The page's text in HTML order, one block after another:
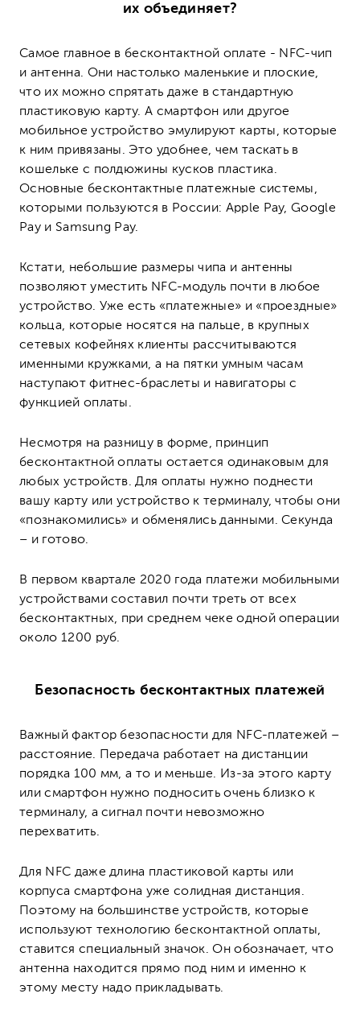
их объединяет?
Самое главное в бесконтактной оплате - NFC-чип
и антенна. Они настолько маленькие и плоские,
что их можно спрятать даже в стандартную
пластиковую карту. А смартфон или другое
мобильное устройство эмулируют карты, которые
к ним привязаны. Это удобнее, чем таскать в
кошельке с полдюжины кусков пластика.
Основные бесконтактные платежные системы,
которыми пользуются в России: Apple Pay, Google
Pay и Samsung Pay.
Кстати, небольшие размеры чипа и антенны
позволяют уместить NFC-модуль почти в любое
устройство. Уже есть «платежные» и «проездные»
кольца, которые носятся на пальце, в крупных
сетевых кофейнях клиенты рассчитываются
именными кружками, а на пятки умным часам
наступают фитнес-браслеты и навигаторы с
функцией оплаты.
Несмотря на разницу в форме, принцип
бесконтактной оплаты остается одинаковым для
любых устройств. Для оплаты нужно поднести
вашу карту или устройство к терминалу, чтобы они
«познакомились» и обменялись данными. Секунда
– и готово.
В первом квартале 2020 года платежи мобильными
устройствами составил почти треть от всех
бесконтактных, при среднем чеке одной операции
около 1200 руб.
Безопасность бесконтактных платежей
Важный фактор безопасности для NFC-платежей –
расстояние. Передача работает на дистанции
порядка 100 мм, а то и меньше. Из-за этого карту
или смартфон нужно подносить очень близко к
терминалу, а сигнал почти невозможно
перехватить.
Для NFC даже длина пластиковой карты или
корпуса смартфона уже солидная дистанция.
Поэтому на большинстве устройств, которые
используют технологию бесконтактной оплаты,
ставится специальный значок. Он обозначает, что
антенна находится прямо под ним и именно к
этому месту надо прикладывать.